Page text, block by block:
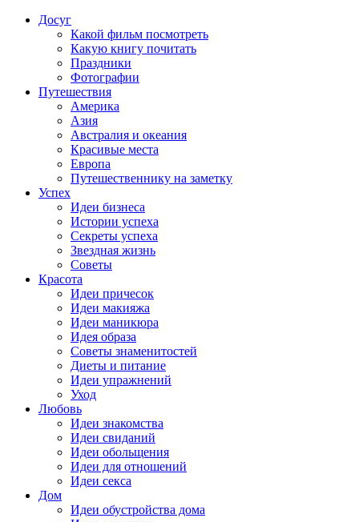
Досуг
Какой фильм посмотреть
Какую книгу почитать
Праздники
Фотографии
Путешествия
Америка
Азия
Австралия и океания
Красивые места
Европа
Путешественнику на заметку
Успех
Идеи бизнеса
Истории успеха
Секреты успеха
Звездная жизнь
Советы
Красота
Идеи причесок
Идеи макияжа
Идеи маникюра
Идея образа
Советы знаменитостей
Диеты и питание
Идеи упражнений
Уход
Любовь
Идеи знакомства
Идеи свиданий
Идеи обольщения
Идеи для отношений
Идеи секса
Дом
Идеи обустройства дома